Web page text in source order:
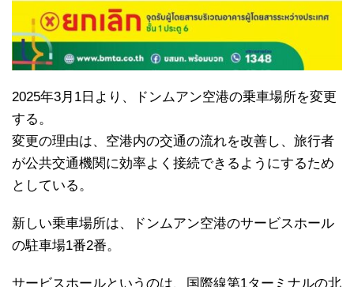
2025年3月1日より、ドンムアン空港の乗車場所を変更
する。
変更の理由は、空港内の交通の流れを改善し、旅行者
が公共交通機関に効率よく接続できるようにするため
としている。
新しい乗車場所は、ドンムアン空港のサービスホール
の駐車場1番2番。
サービスホールというのは、国際線第1ターミナルの北